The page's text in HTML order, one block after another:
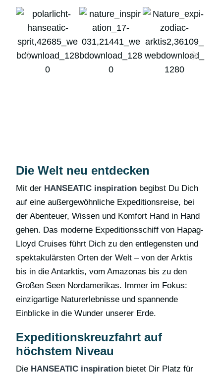
Die Welt neu entdecken
Mit der HANSEATIC inspiration begibst Du Dich
auf eine außergewöhnliche Expeditionsreise, bei
der Abenteuer, Wissen und Komfort Hand in Hand
gehen. Das moderne Expeditionsschiff von Hapag-
Lloyd Cruises führt Dich zu den entlegensten und
spektakulärsten Orten der Welt – von der Arktis
bis in die Antarktis, vom Amazonas bis zu den
Großen Seen Nordamerikas. Immer im Fokus:
einzigartige Naturerlebnisse und spannende
Einblicke in die Wunder unserer Erde.
Expeditionskreuzfahrt auf
höchstem Niveau
Die HANSEATIC inspiration bietet Dir Platz für